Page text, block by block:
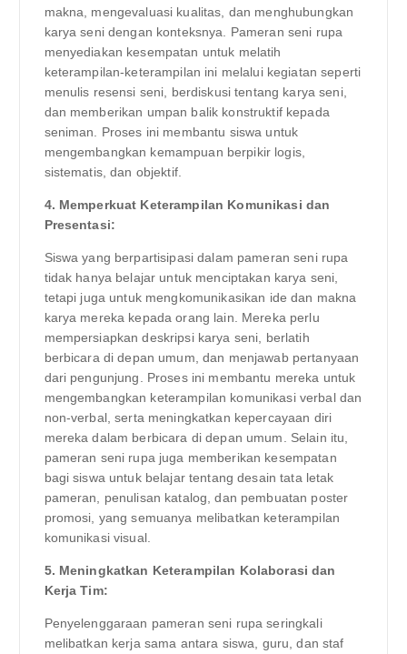
makna, mengevaluasi kualitas, dan menghubungkan
karya seni dengan konteksnya. Pameran seni rupa
menyediakan kesempatan untuk melatih
keterampilan-keterampilan ini melalui kegiatan seperti
menulis resensi seni, berdiskusi tentang karya seni,
dan memberikan umpan balik konstruktif kepada
seniman. Proses ini membantu siswa untuk
mengembangkan kemampuan berpikir logis,
sistematis, dan objektif.
4. Memperkuat Keterampilan Komunikasi dan
Presentasi:
Siswa yang berpartisipasi dalam pameran seni rupa
tidak hanya belajar untuk menciptakan karya seni,
tetapi juga untuk mengkomunikasikan ide dan makna
karya mereka kepada orang lain. Mereka perlu
mempersiapkan deskripsi karya seni, berlatih
berbicara di depan umum, dan menjawab pertanyaan
dari pengunjung. Proses ini membantu mereka untuk
mengembangkan keterampilan komunikasi verbal dan
non-verbal, serta meningkatkan kepercayaan diri
mereka dalam berbicara di depan umum. Selain itu,
pameran seni rupa juga memberikan kesempatan
bagi siswa untuk belajar tentang desain tata letak
pameran, penulisan katalog, dan pembuatan poster
promosi, yang semuanya melibatkan keterampilan
komunikasi visual.
5. Meningkatkan Keterampilan Kolaborasi dan
Kerja Tim:
Penyelenggaraan pameran seni rupa seringkali
melibatkan kerja sama antara siswa, guru, dan staf